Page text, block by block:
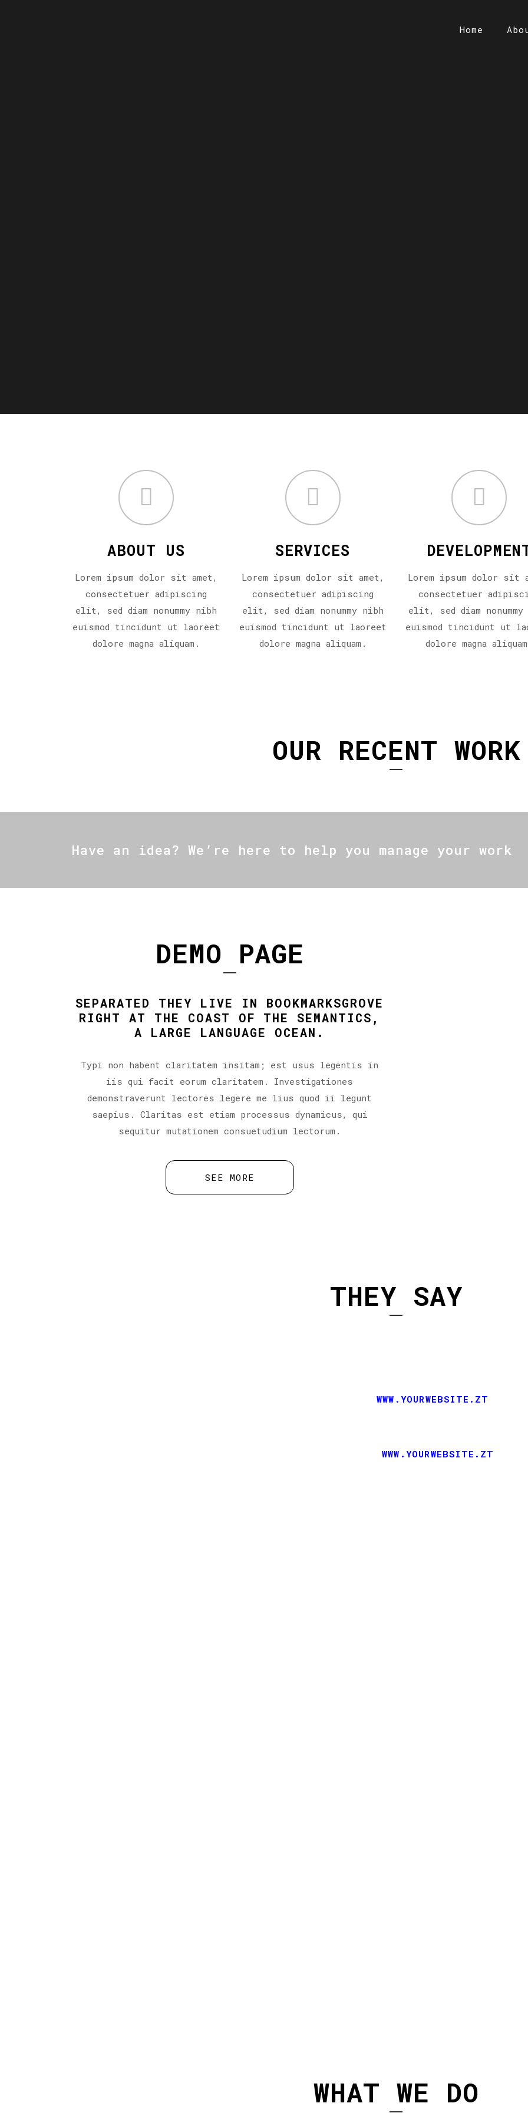
Home
ABOUT US
Lorem ipsum dolor sit amet,
consectetuer adipiscing
elit, sed diam nonummy nibh
euismod tincidunt ut laoreet
dolore magna aliquam.
SERVICES
Lorem ipsum dolor sit amet,
consectetuer adipiscing
elit, sed diam nonummy nibh
euismod tincidunt ut laoreet
dolore magna aliquam.
Lorem ipsum dolor sit
consectetuer
elit, sed diam nonummy
euismod tincidunt ut
dolore magna
OUR RECENT WORK
Have an idea? We’re here to help you manage your work
DEMO PAGE
SEPARATED THEY LIVE IN BOOKMARKSGROVE
RIGHT AT THE COAST OF THE SEMANTICS,
A LARGE LANGUAGE OCEAN.
Typi non habent claritatem insitam; est usus legentis in
iis qui facit eorum claritatem. Investigationes
demonstraverunt lectores legere me lius quod ii legunt
saepius. Claritas est etiam processus dynamicus, qui
sequitur mutationem consuetudium lectorum.
SEE MORE
THEY SAY
WWW.YOURWEBSITE.ZT
-WWW.YOURWEBSITE.ZT
WHAT WE DO